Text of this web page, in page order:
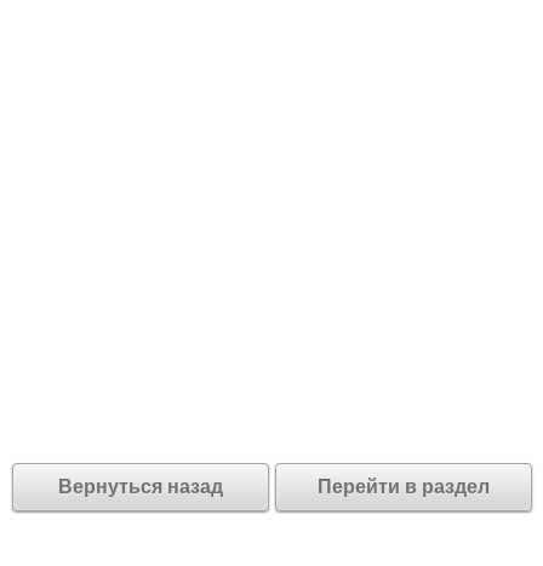
Вернуться назад Перейти в раздел